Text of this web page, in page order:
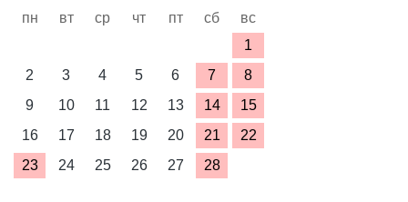
пн вт ср чт пт сб
вс
1
2
3 4 5 6 7
8
9
10 11 12 13 14
15
16
17 18 19 20 21
22
23
24 25 26 27 28